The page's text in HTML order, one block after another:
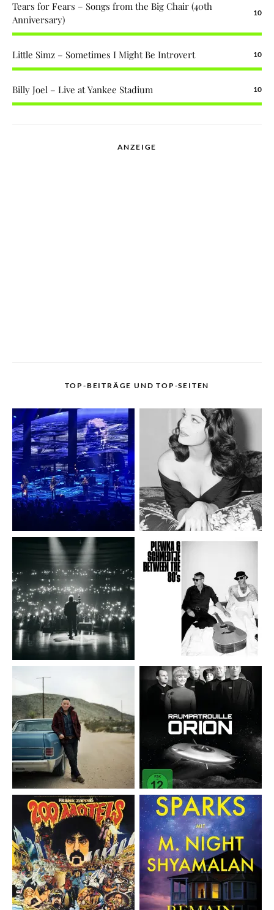
Tears for Fears – Songs from the Big Chair (40th
Anniversary)
10
Little Simz – Sometimes I Might Be Introvert 10
Billy Joel – Live at Yankee Stadium 10
ANZEIGE
TOP-BEITRÄGE UND TOP-SEITEN